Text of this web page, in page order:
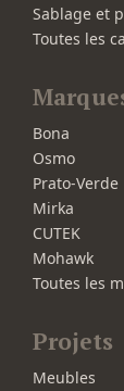
Sablage et
Toutes les
Bona
Osmo
Prato-Verde
Mirka
CUTEK
Mohawk
Toutes les
Projets
Meubles